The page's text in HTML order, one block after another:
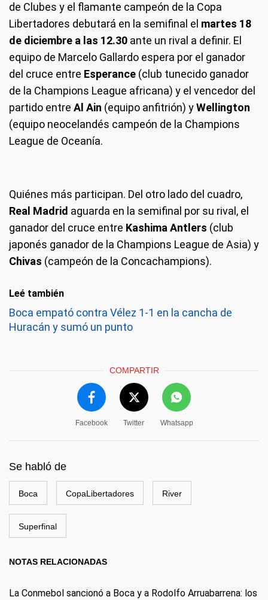
de Clubes y el flamante campeón de la Copa
Libertadores debutará en la semifinal el martes 18
de diciembre a las 12.30 ante un rival a definir. El
equipo de Marcelo Gallardo espera por el ganador
del cruce entre Esperance (club tunecido ganador
de la Champions League africana) y el vencedor del
partido entre Al Ain (equipo anfitrión) yWellington
(equipo neocelandés campeón de la Champions
League de Oceanía.
Quiénes más participan. Del otro lado del cuadro,
Real Madrid aguarda en la semifinal por su rival, el
ganador del cruce entre Kashima Antlers (club
japonés ganador de la Champions League de Asia) y
Chivas (campeón de la Concachampions).
Leé también
Boca empató contra Vélez 1-1 en la cancha de
Huracán y sumó un punto
COMPARTIR
Facebook Twitter Whatsapp
Se habló de
Boca CopaLibertadores River
Superfinal
NOTAS RELACIONADAS
La Conmebol sancionó a Boca y a Rodolfo Arruabarrena: los